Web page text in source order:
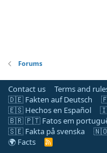
Forums
Contact us Terms and
🇩🇪 Fakten auf Deutsch
🇪🇸 Hechos en Español
🇧🇷 🇵🇹 Fatos em
🇸🇪 Fakta på svenska
🇳🇴
🌍 Facts
R